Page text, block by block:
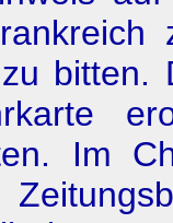
bitten.
Im